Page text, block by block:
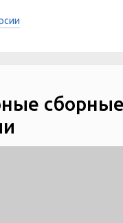
сборные